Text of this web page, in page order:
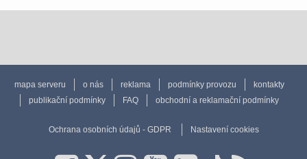
mapa serveru o nás reklama podmínky provozu
kontakty
publikační podmínky
FAQ obchodní a reklamační podmínky
Ochrana osobních údajů - GDPR Nastavení cookies